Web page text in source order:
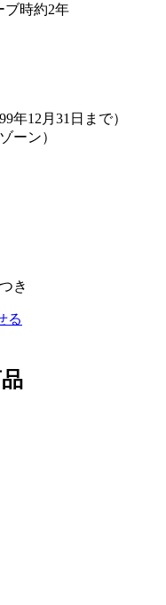
ブ時約2年
年12月31日まで）
ーン）
き
る